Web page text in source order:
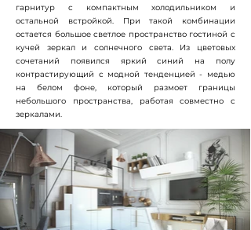
гарнитур с компактным холодильником и
остальной встройкой. При такой комбинации
остается большое светлое пространство гостиной с
кучей зеркал и солнечного света. Из цветовых
сочетаний появился яркий синий на полу
контрастирующий с модной тенденцией - медью
на белом фоне, который размоет границы
небольшого пространства, работая совместно с
зеркалами.